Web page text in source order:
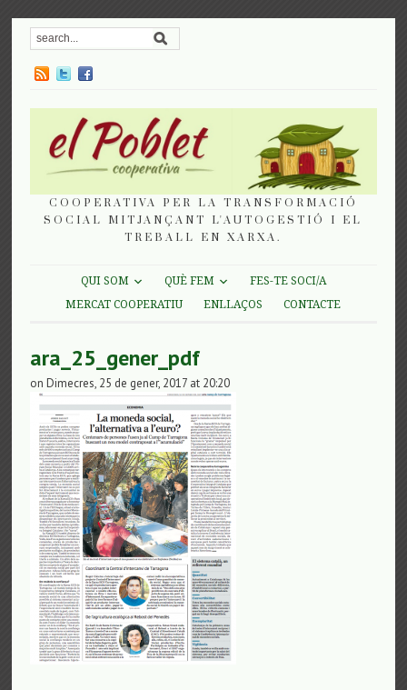
COOPERATIVA PER LA TRANSFORMACIÓ
SOCIAL MITJANÇANT L'AUTOGESTIÓ I EL
TREBALL EN XARXA.
QUI SOM QUÈ FEM
FES-TE SOCI/A
MERCAT COOPERATIU
ENLLAÇOS CONTACTE
ara_25_gener_pdf
on Dimecres, 25 de gener, 2017 at 20:20